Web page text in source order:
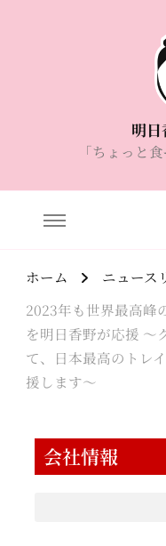
明
「ちょっと
ホーム
ニュース
2023年も世界最高峰
を明日香野が応援 ～
て、日本最高のトレ
援します～
会社情報